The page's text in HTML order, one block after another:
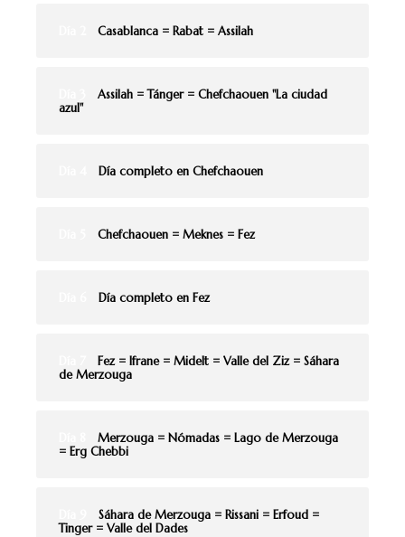
Casablanca = Rabat = Assilah
Assilah = Tánger = Chefchaouen "La ciudad
azul"
Día completo en Chefchaouen
Chefchaouen = Meknes = Fez
Día completo en Fez
Fez = Ifrane = Midelt = Valle del Ziz = Sáhara
de Merzouga
Merzouga = Nómadas = Lago de Merzouga
= Erg Chebbi
Sáhara de Merzouga = Rissani = Erfoud =
Tinger = Valle del Dades